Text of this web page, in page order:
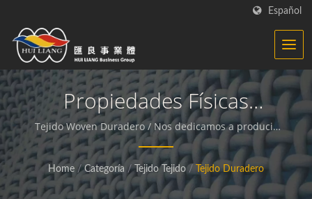
Español
Propiedades Físicas
Sobresalientes En Su
Interior | Tejido De Punto -
Fabricante De Tejidos
Tejido Woven Duradero / Nos dedicamos a producir
tejidos funcionales y sostenibles y materiales
compuestos.
Home / Categoría / Tejido Tejido / Tejido Duradero